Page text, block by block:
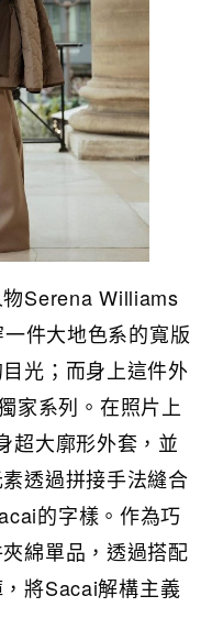
Serena Williams
件大地色系的寬版
光；而身上這件外
家系列。在照片上
超大廓形外套，並
透過拼接手法縫合
的字樣。作為巧
綿單品，透過搭配
將Sacai解構主義